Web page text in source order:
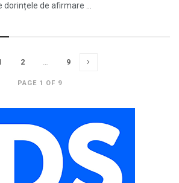
de afirmare ...
PAGE 1 OF 9
2 … 9